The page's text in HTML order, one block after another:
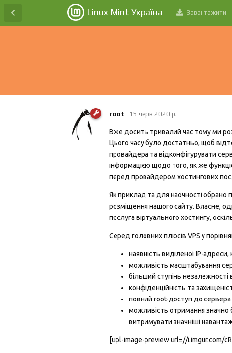
Linux Mint Україна Завантажити
root 15 черв 2020 р.
Вже досить тривалий час тому ми
Цього часу було достатньо, щоб
провайдера та відконфігурувати
інформацією щодо того, як же
перед провайдером хостингових
Як приклад та для наочності обрано
розміщення нашого сайту. Власне,
послуга віртуального хостингу,
Серед головних плюсів VPS у
наявність виділеної IP-
можливість масштабування
більший ступінь незалежності
конфіденційність та
повний root-доступ до сервера
можливість отримання значно
витримувати значніші
[upl-image-preview url=//i.imgur.com/